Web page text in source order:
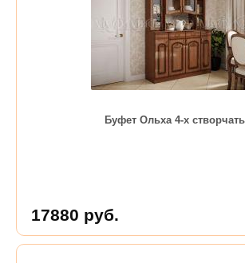
Буфет Ольха 4-х
17880 руб.